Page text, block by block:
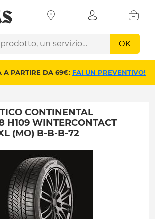
OK
A PARTIRE DA 69€: FAI UN PREVENTIVO!
CONTINENTAL
H109 WINTERCONTACT
(MO) B-B-B-72